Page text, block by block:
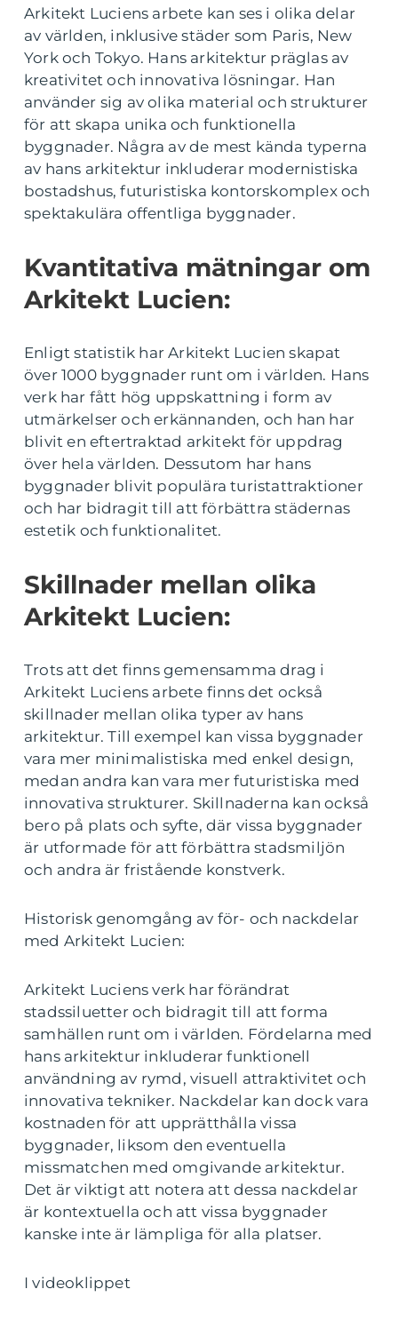
Arkitekt Luciens arbete kan ses i olika delar
av världen, inklusive städer som Paris, New
York och Tokyo. Hans arkitektur präglas av
kreativitet och innovativa lösningar. Han
använder sig av olika material och strukturer
för att skapa unika och funktionella
byggnader. Några av de mest kända typerna
av hans arkitektur inkluderar modernistiska
bostadshus, futuristiska kontorskomplex och
spektakulära offentliga byggnader.
Kvantitativa mätningar om
Arkitekt Lucien:
Enligt statistik har Arkitekt Lucien skapat
över 1000 byggnader runt om i världen. Hans
verk har fått hög uppskattning i form av
utmärkelser och erkännanden, och han har
blivit en eftertraktad arkitekt för uppdrag
över hela världen. Dessutom har hans
byggnader blivit populära turistattraktioner
och har bidragit till att förbättra städernas
estetik och funktionalitet.
Skillnader mellan olika
Arkitekt Lucien:
Trots att det finns gemensamma drag i
Arkitekt Luciens arbete finns det också
skillnader mellan olika typer av hans
arkitektur. Till exempel kan vissa byggnader
vara mer minimalistiska med enkel design,
medan andra kan vara mer futuristiska med
innovativa strukturer. Skillnaderna kan också
bero på plats och syfte, där vissa byggnader
är utformade för att förbättra stadsmiljön
och andra är fristående konstverk.
Historisk genomgång av för- och nackdelar
med Arkitekt Lucien:
Arkitekt Luciens verk har förändrat
stadssiluetter och bidragit till att forma
samhällen runt om i världen. Fördelarna med
hans arkitektur inkluderar funktionell
användning av rymd, visuell attraktivitet och
innovativa tekniker. Nackdelar kan dock vara
kostnaden för att upprätthålla vissa
byggnader, liksom den eventuella
missmatchen med omgivande arkitektur.
Det är viktigt att notera att dessa nackdelar
är kontextuella och att vissa byggnader
kanske inte är lämpliga för alla platser.
I videoklippet